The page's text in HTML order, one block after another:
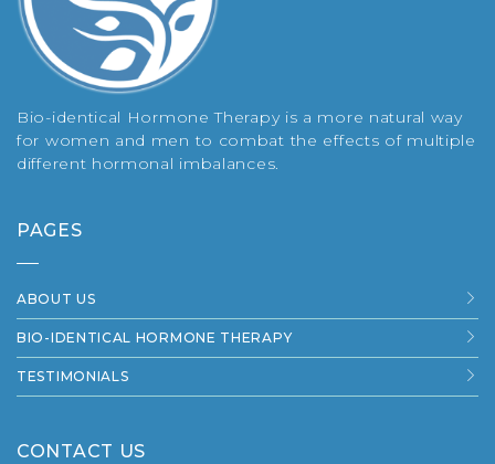
Bio-identical Hormone Therapy is a more natural way
for women and men to combat the effects of multiple
different hormonal imbalances.
PAGES
ABOUT US
BIO-IDENTICAL HORMONE THERAPY
TESTIMONIALS
CONTACT US